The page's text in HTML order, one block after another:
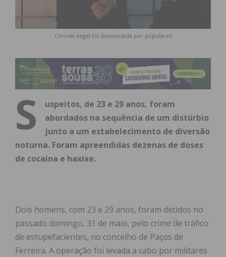
Corrida ilegal foi denunciada por populares
S
uspeitos, de 23 e 29 anos, foram
abordados na sequência de um distúrbio
junto a um estabelecimento de diversão
noturna. Foram apreendidas dezenas de doses
de cocaína e haxixe.
Dois homens, com 23 e 29 anos, foram detidos no
passado domingo, 31 de maio, pelo crime de tráfico
de estupefacientes, no concelho de Paços de
Ferreira. A operação foi levada a cabo por militares